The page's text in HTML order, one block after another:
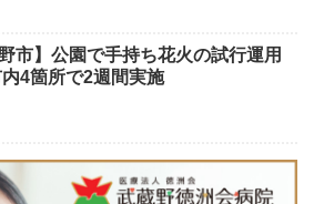
野市】公園で手持ち花火の試行運用
4箇所で2週間実施